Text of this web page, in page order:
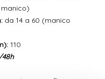
da 14 a 60 (manico
110
48h